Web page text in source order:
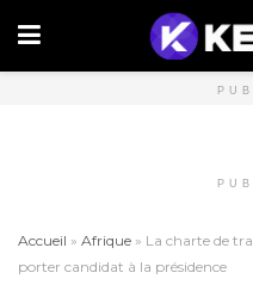
Accueil » Afrique » La charte de
porter candidat à la présidence